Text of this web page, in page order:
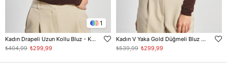
1
Kadın Drapeli Uzun Kollu Bluz - Kahve
₺299,99
₺404,99
Kadın V Yaka Gold Düğmeli Bluz - Kahve
₺299,99
₺539,99